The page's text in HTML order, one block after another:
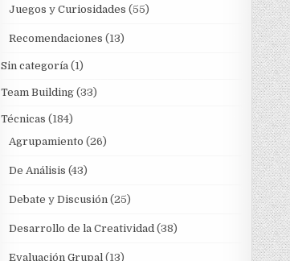
Juegos y Curiosidades (55)
Recomendaciones (13)
Sin categoría(1)
Team Building(33)
Técnicas (184)
Agrupamiento (26)
De Análisis (43)
Debate y Discusión(25)
Desarrollo de la Creatividad(38)
Evaluación Grupal(13)